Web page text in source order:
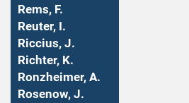
Rems, F.
Reuter, I.
Riccius, J.
Richter, K.
Ronzheimer, A.
Rosenow, J.